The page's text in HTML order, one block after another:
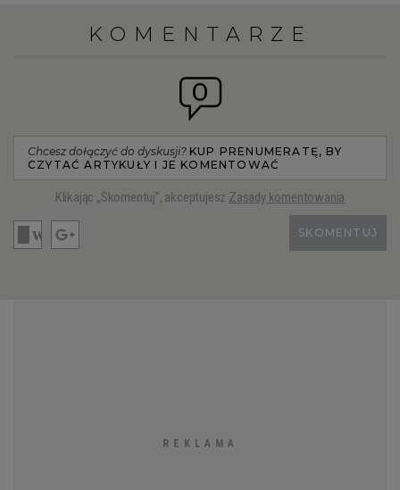
KOMENTARZE
0
Chcesz dołączyć do dyskusji? KUP PRENUMERATĘ, BY
CZYTAĆ ARTYKUŁY I JE KOMENTOWAĆ
Klikając „Skomentuj”, akceptujesz Zasady komentowania
SKOMENTUJ